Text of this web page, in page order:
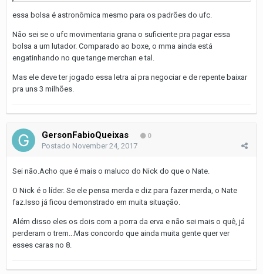
essa bolsa é astronômica mesmo para os padrões do ufc.
Não sei se o ufc movimentaria grana o suficiente pra pagar essa
bolsa a um lutador. Comparado ao boxe, o mma ainda está
engatinhando no que tange merchan e tal.
Mas ele deve ter jogado essa letra aí pra negociar e de repente baixar
pra uns 3 milhões.
GersonFabioQueixas 0
Postado November 24, 2017
Sei não.Acho que é mais o maluco do Nick do que o Nate.
O Nick é o líder. Se ele pensa merda e diz para fazer merda, o Nate
faz.Isso já ficou demonstrado em muita situação.
Além disso eles os dois com a porra da erva e não sei mais o quê, já
perderam o trem...Mas concordo que ainda muita gente quer ver
esses caras no 8.